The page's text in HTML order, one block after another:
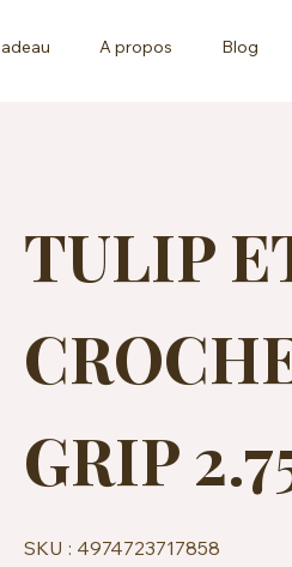
A propos Blog
TULIP
GRIP
SKU : 4974723717858
4974723717858